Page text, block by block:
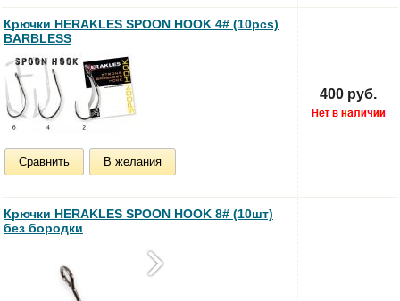
Крючки HERAKLES SPOON HOOK 4# (10pcs)
BARBLESS
Сравнить В желания
400 руб.
Крючки HERAKLES SPOON HOOK 8# (10шт)
без бородки